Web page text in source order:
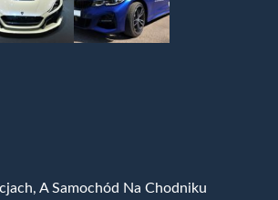
A Samochód Na Chodniku